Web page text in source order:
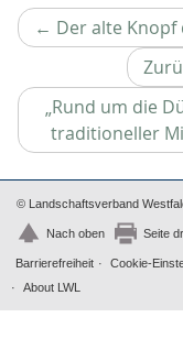
Tiere
Timo Luks
31
Christof Spannhoff
Kathrin Schulte
Kolonialismus
Brauch 27
Verkehr
Weimarer Republik
Zweiter Weltkrieg
← Der alte Knopf
„Rund um die
traditioneller
© Landschaftsverband
Nach oben Seite
Barrierefreiheit Cookie-
About LWL